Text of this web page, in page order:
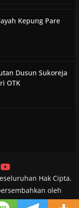
Kepung Pare
Dusun Sukoreja
OTK
Hak Cipta.
oleh